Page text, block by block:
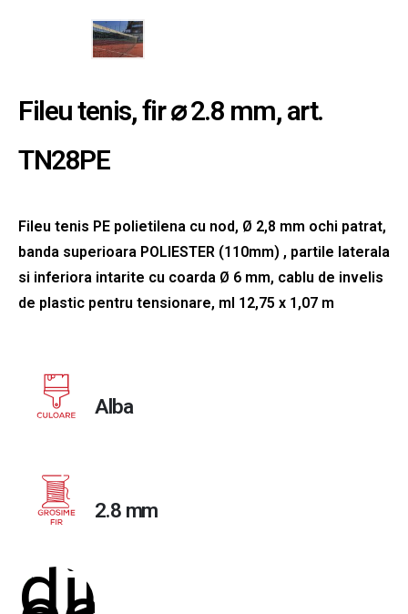
Fileu tenis, fir ⌀ 2.8 mm, art.
TN28PE
Fileu tenis PE polietilena cu nod, Ø 2,8 mm ochi patrat,
banda superioara POLIESTER (110mm) , partile laterala
si inferiora intarite cu coarda Ø 6 mm, cablu de invelis
de plastic pentru tensionare, ml 12,75 x 1,07 m
Alba
2.8 mm